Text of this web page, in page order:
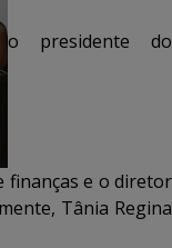
o presidente do
finanças e o diretor
Tânia Regina